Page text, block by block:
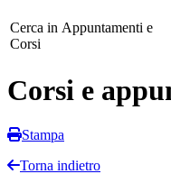
Cerca in Appuntamenti e
Corsi
Corsi e
Stampa
Torna indietro